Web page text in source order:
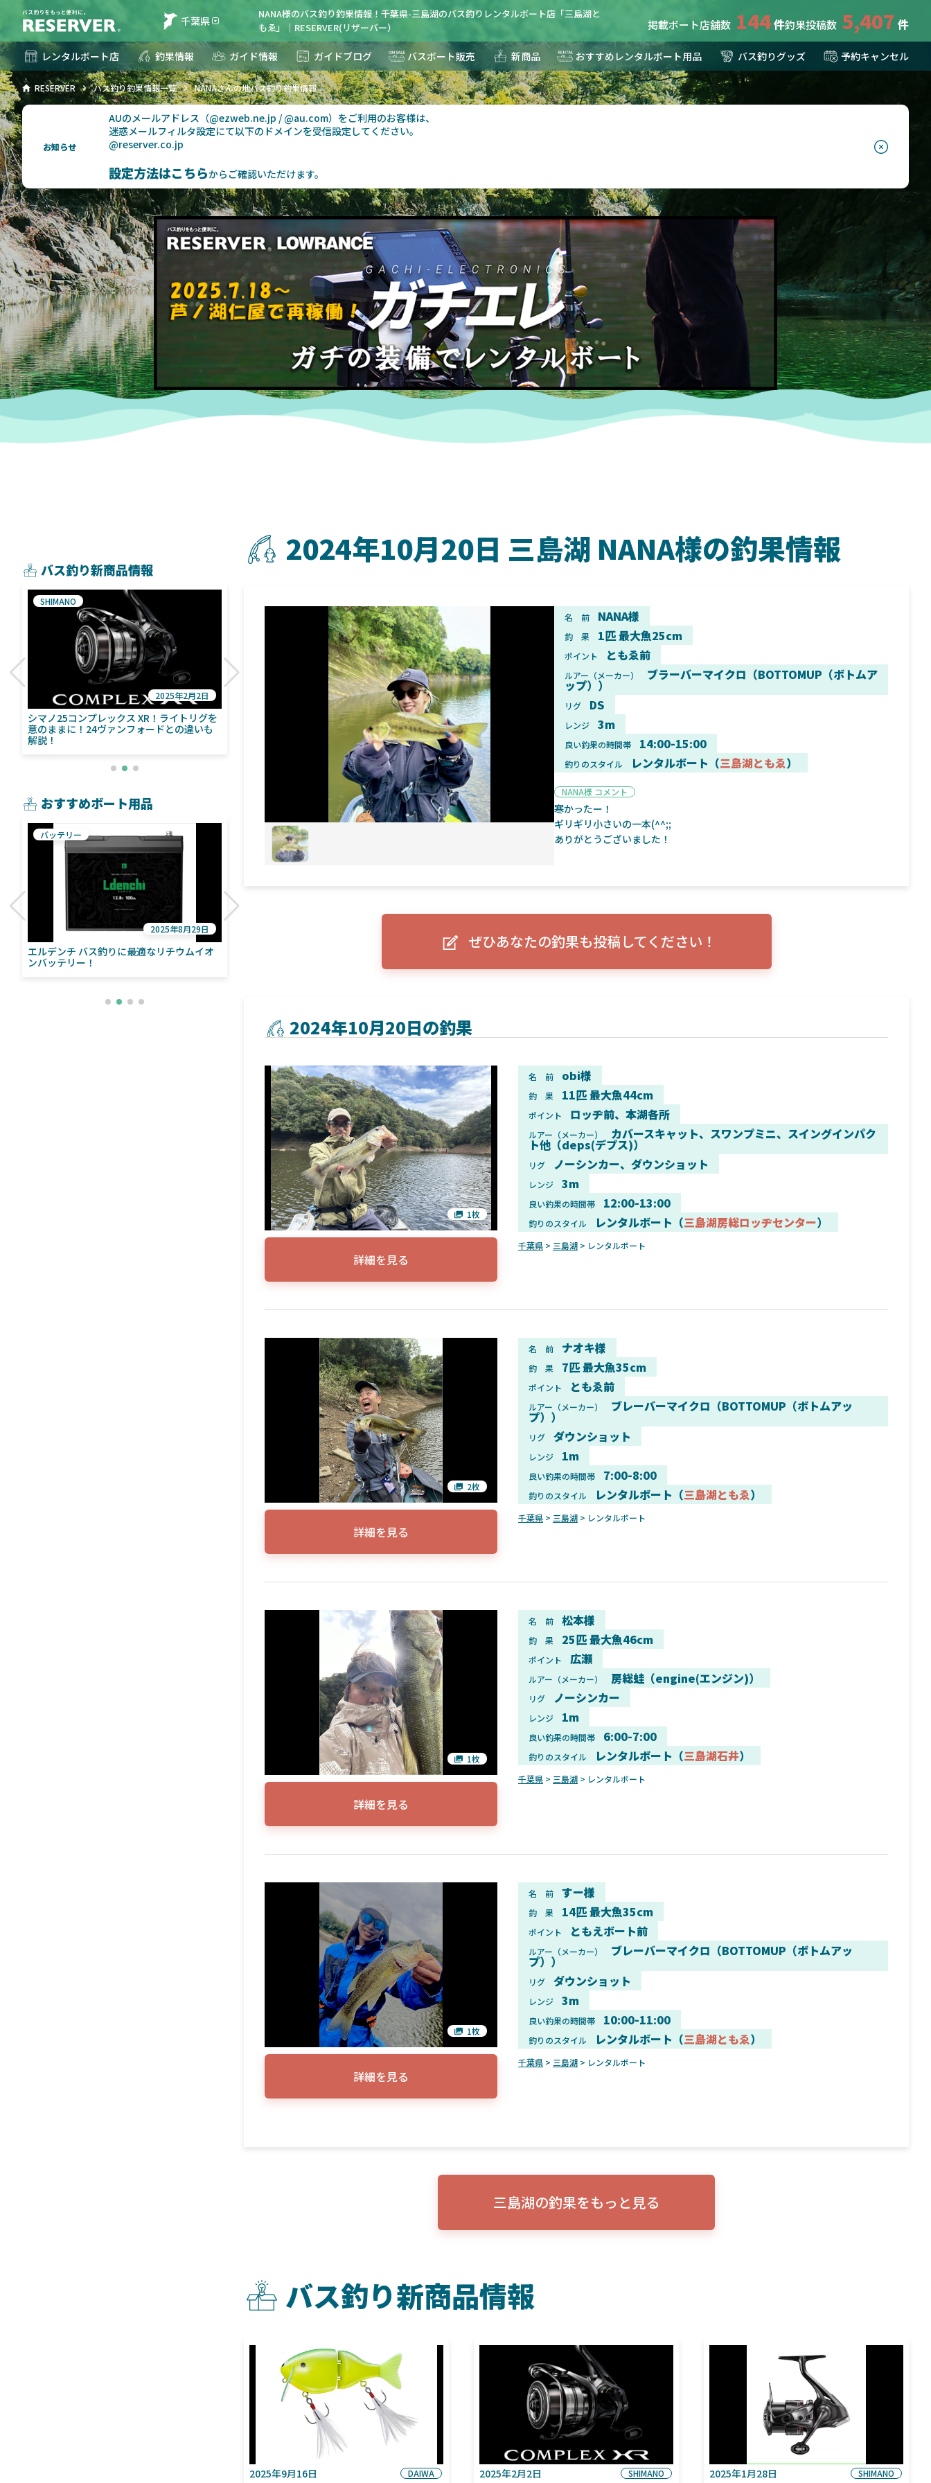
千葉県
NANA様のバス釣り釣果情報！千葉県-三島湖のバス釣りレンタルボート店「三島湖と
もゑ」｜RESERVER(リザーバー）
掲載ボート店舗数 144 釣果投稿数 5,407
レンタルボート店 釣果情報 ガイド情報 ガイドブログ バスボート販売 新商品 おすすめレンタルボート用品 バス釣りグッズ 予約キャンセル
RESERVER バス釣り釣果情報一覧 NANAさんの地バス釣り釣果情報
お知らせ
AUのメールアドレス（@ezweb.ne.jp / @au.com）をご利用のお客様は、
迷惑メールフィルタ設定にて以下のドメインを受信設定してください。
@reserver.co.jp
設定方法はこちらからご確認いただけます。
2024年10月20日 三島湖 NANA様の釣果情報
名 前 NANA様
釣 果 1匹 最大魚25cm
ポイント ともゑ前
ルアー（メーカー） ブラーバーマイクロ（BOTTOMUP（ボトムア
ップ））
リグ DS
レンジ 3m
良い釣果の時間帯 14:00-15:00
釣りのスタイル レンタルボート（三島湖ともゑ）
NANA様 コメント
寒かったー！
ギリギリ小さいの一本(^^;;
ありがとうございました！
ぜひあなたの釣果も投稿してください！
2024年10月20日の釣果
1枚
名 前 obi様
釣 果 11匹 最大魚44cm
ポイント ロッヂ前、本湖各所
ルアー（メーカー） カバースキャット、スワンプミニ、スイングインパク
ト他（deps(デプス)）
リグ ノーシンカー、ダウンショット
レンジ 3m
良い釣果の時間帯 12:00-13:00
釣りのスタイル レンタルボート（三島湖房総ロッヂセンター）
千葉県 > 三島湖 > レンタルボート
詳細を見る
2枚
名 前 ナオキ様
釣 果 7匹 最大魚35cm
ポイント ともゑ前
ルアー（メーカー） ブレーバーマイクロ（BOTTOMUP（ボトムアッ
プ））
リグ ダウンショット
レンジ 1m
良い釣果の時間帯 7:00-8:00
釣りのスタイル レンタルボート（三島湖ともゑ）
千葉県 > 三島湖 > レンタルボート
詳細を見る
1枚
名 前 松本様
釣 果 25匹 最大魚46cm
ポイント 広瀬
ルアー（メーカー） 房総蛙（engine(エンジン)）
リグ ノーシンカー
レンジ 1m
良い釣果の時間帯 6:00-7:00
釣りのスタイル レンタルボート（三島湖石井）
千葉県 > 三島湖 > レンタルボート
詳細を見る
1枚
名 前 すー様
釣 果 14匹 最大魚35cm
ポイント ともえボート前
ルアー（メーカー） ブレーバーマイクロ（BOTTOMUP（ボトムアッ
プ））
リグ ダウンショット
レンジ 3m
良い釣果の時間帯 10:00-11:00
釣りのスタイル レンタルボート（三島湖ともゑ）
千葉県 > 三島湖 > レンタルボート
詳細を見る
三島湖の釣果をもっと見る
バス釣り新商品情報
2025年9月16日 DAIWA 2025年2月2日 SHIMANO 2025年1月28日 SHIMANO
バス釣り新商品情報
シマノ25コンプレックス XR！ライトリグを
意のままに！24ヴァンフォードとの違いも
解説！
SHIMANO
2025年2月2日
シマノ24ヴァンフォード！自重155gと超軽
量！ストラディックとの違いも解説！
2025年1月28日
2025年11月発売予定！DAIWA ふく魚／ちび
ふく魚はビッグベイト初心者におすすめ！
2025年9月16日
解説！
2025年2月2日
おすすめボート用品
エルデンチ バス釣りに最適なリチウムイオ
ンバッテリー！
バッテリー
2025年8月29日
ライブソナーをより身近に！HOOK REVEAL
魚探
ELowrance EAGLE 7/9インチ トリプルショ
ローランス イーグルアイ（EAGLE EYE）イ
ンプレ！ガーミンとの比較も併せてご説明い
たします